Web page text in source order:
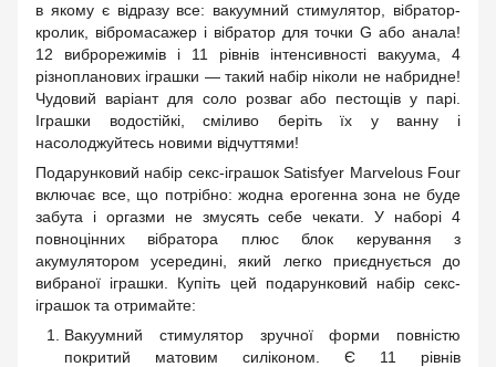
в якому є відразу все: вакуумний стимулятор, вібратор-
кролик, вібромасажер і вібратор для точки G або анала!
12 виброрежимів і 11 рівнів інтенсивності вакуума, 4
різнопланових іграшки — такий набір ніколи не набридне!
Чудовий варіант для соло розваг або пестощів у парі.
Іграшки водостійкі, сміливо беріть їх у ванну і
насолоджуйтесь новими відчуттями!
Подарунковий набір секс-іграшок Satisfyer Marvelous Four
включає все, що потрібно: жодна ерогенна зона не буде
забута і оргазми не змусять себе чекати. У наборі 4
повноцінних вібратора плюс блок керування з
акумулятором усередині, який легко приєднується до
вибраної іграшки. Купіть цей подарунковий набір секс-
іграшок та отримайте:
Вакуумний стимулятор зручної форми повністю
покритий матовим силіконом. Є 11 рівнів